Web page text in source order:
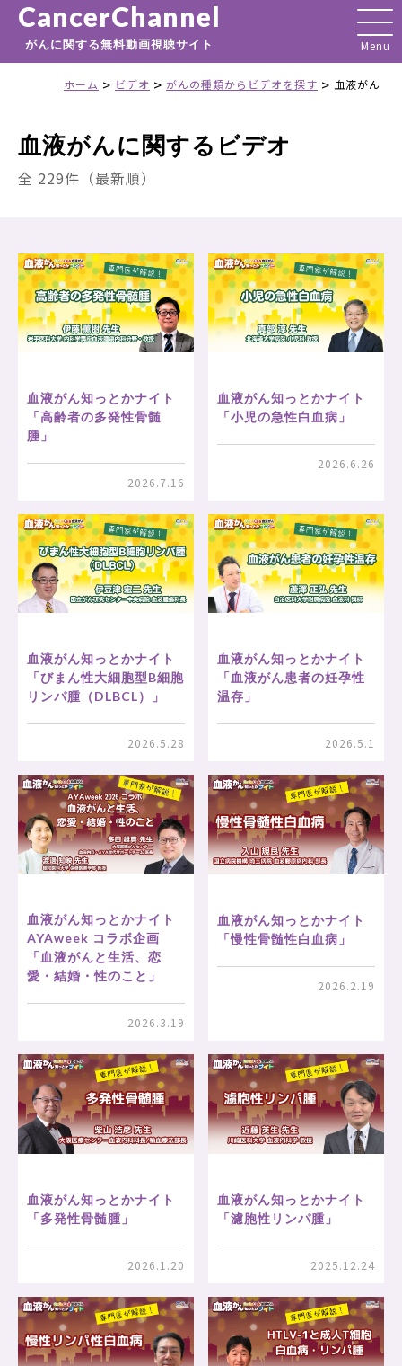
CancerChannel
がんに関する無料動画視聴サイト
ホーム > ビデオ > がんの種類からビデオを探す > 血液がん
血液がんに関するビデオ
全 229件（最新順）
血液がん知っとかナイト
「高齢者の多発性骨髄
腫」
2026.7.16
血液がん知っとかナイト
「小児の急性白血病」
2026.6.26
血液がん知っとかナイト
「びまん性大細胞型B細胞
リンパ腫（DLBCL）」
2026.5.28
血液がん知っとかナイト
「血液がん患者の妊孕性
温存」
2026.5.1
血液がん知っとかナイト
AYAweek コラボ企画
「血液がんと生活、恋
愛・結婚・性のこと」
2026.3.19
血液がん知っとかナイト
「慢性骨髄性白血病」
2026.2.19
血液がん知っとかナイト
「多発性骨髄腫」
2026.1.20
血液がん知っとかナイト
「濾胞性リンパ腫」
2025.12.24